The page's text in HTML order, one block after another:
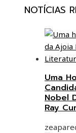
NOTÍCIAS
Uma
Nobel
Ray